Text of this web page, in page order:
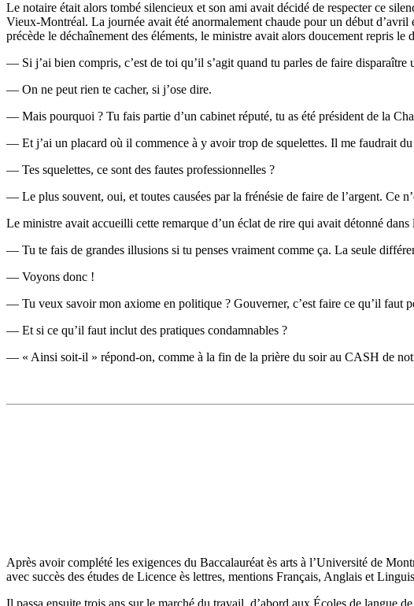
Le notaire était alors tombé silencieux et son ami avait décidé de respecter ce
Vieux-Montréal. La journée avait été anormalement chaude pour un début
précède le déchaînement des éléments, le ministre avait alors doucement repris le
— Si j’ai bien compris, c’est de toi qu’il s’agit quand tu parles de faire disparaître
— On ne peut rien te cacher, si j’ose dire.
— Mais pourquoi ? Tu fais partie d’un cabinet réputé, tu as été président de la
— Et j’ai un placard où il commence à y avoir trop de squelettes. Il me faudrait
— Tes squelettes, ce sont des fautes professionnelles ?
— Le plus souvent, oui, et toutes causées par la frénésie de faire de l’argent. Ce
Le ministre avait accueilli cette remarque d’un éclat de rire qui avait détonné
— Tu te fais de grandes illusions si tu penses vraiment comme ça. La seule
— Voyons donc !
— Tu veux savoir mon axiome en politique ? Gouverner, c’est faire ce qu’il faut
— Et si ce qu’il faut inclut des pratiques condamnables ?
— « Ainsi soit-il » répond-on, comme à la fin de la prière du soir au CASH de
Après avoir complété les exigences du Baccalauréat ès arts à l’Université de
avec succès des études de Licence ès lettres, mentions Français, Anglais et